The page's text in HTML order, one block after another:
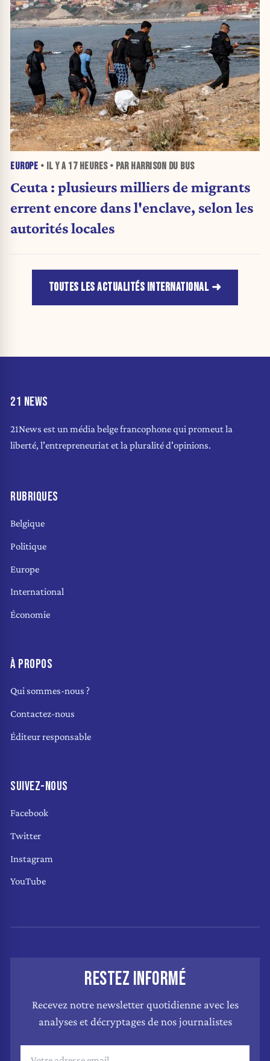
EUROPE • IL Y A 17 HEURES• PAR HARRISON DU BUS
Ceuta : plusieurs milliers de migrants
errent encore dans l'enclave, selon les
autorités locales
TOUTES LES ACTUALITÉS INTERNATIONAL
21 NEWS
21News est un média belge francophone qui promeut la
liberté, l'entrepreneuriat et la pluralité d'opinions.
RUBRIQUES
Belgique
Politique
Europe
International
Économie
À PROPOS
Qui sommes-nous ?
Contactez-nous
Éditeur responsable
SUIVEZ-NOUS
Facebook
Twitter
Instagram
YouTube
RESTEZ INFORMÉ
Recevez notre newsletter quotidienne avec les
analyses et décryptages de nos journalistes